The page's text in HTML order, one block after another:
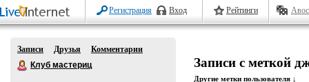
Регистрация Вход Рейтинги
Записи Друзья
Комментарии
Клуб мастериц
Записи с меткой
Другие метки пользователя ↓